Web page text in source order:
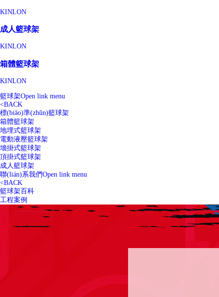
KINLON
成人籃球架
KINLON
箱體籃球架
KINLON
籃球架Open link menu
<BACK
標(biāo)準(zhǔn)籃球架
箱體籃球架
地埋式籃球架
電動液壓籃球架
墻掛式籃球架
頂掛式籃球架
成人籃球架
聯(lián)系我們Open link menu
<BACK
籃球架百科
工程案例